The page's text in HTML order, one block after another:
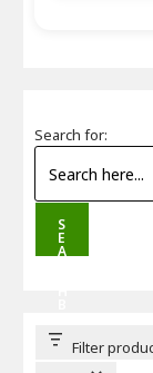
Search for:
S
E
A
T
T
Filter